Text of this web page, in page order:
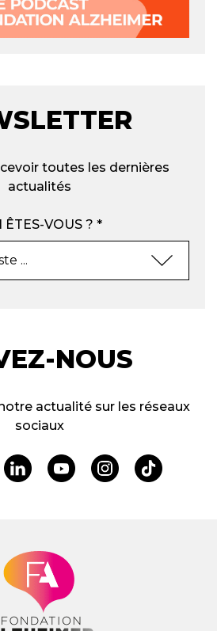
toutes les dernières
actualités
ÊTES-VOUS ? *
NOUS
actualité sur les réseaux
sociaux